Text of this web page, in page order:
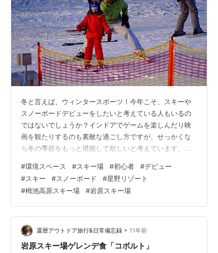
冬と言えば、ウィンタースポーツ！今年こそ、スキーや
スノーボードデビューをしたいと考えている人もいるの
ではないでしょうか？インドアでゲームを楽しんだり映
画を観たりするのも素敵な過ごし方ですが、せっかくな
ら冬の季節をもっと堪能して欲しいと考えています。今
紹介します。スキーやスノボデビューを考えている人
は、ぜひ参考にしてみてください！ ■岩原スキー場 岩原
スキー場は、横幅が広く長い距離を滑ることが可能なコ
ースが魅力です。コースは全部で20本ありますが、その
中のおよそ4割が初心者向けのコースとなっていて、メイ
ンバーンは平均斜度が10度とかなり緩やかなの…
#環境スペース #スキー場 #初心者 #デビュー
#スキー #スノーボード #星野リゾート
#栂池高原スキー場 #岩原スキー場
還暦アウトドア旅行&日常備忘録 • 11年前
岩原スキー場ゲレンデ食「コボルト」